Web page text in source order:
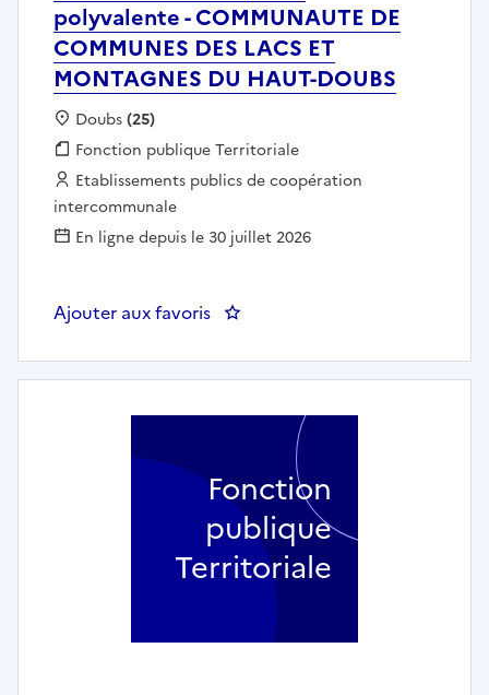
polyvalente - COMMUNAUTE DE
COMMUNES DES LACS ET
MONTAGNES DU HAUT-DOUBS
Localisation :
Doubs(25)
Fonction publique :
Fonction publique Territoriale
Employeur :
Etablissements publics de coopération
intercommunale
En ligne depuis le 30 juillet 2026
Ajouter aux favoris : Secrétaire technique et
Fonction
publique
Territoriale